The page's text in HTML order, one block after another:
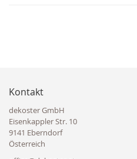
Kontakt
dekoster GmbH
Eisenkappler Str. 10
9141 Eberndorf
Österreich